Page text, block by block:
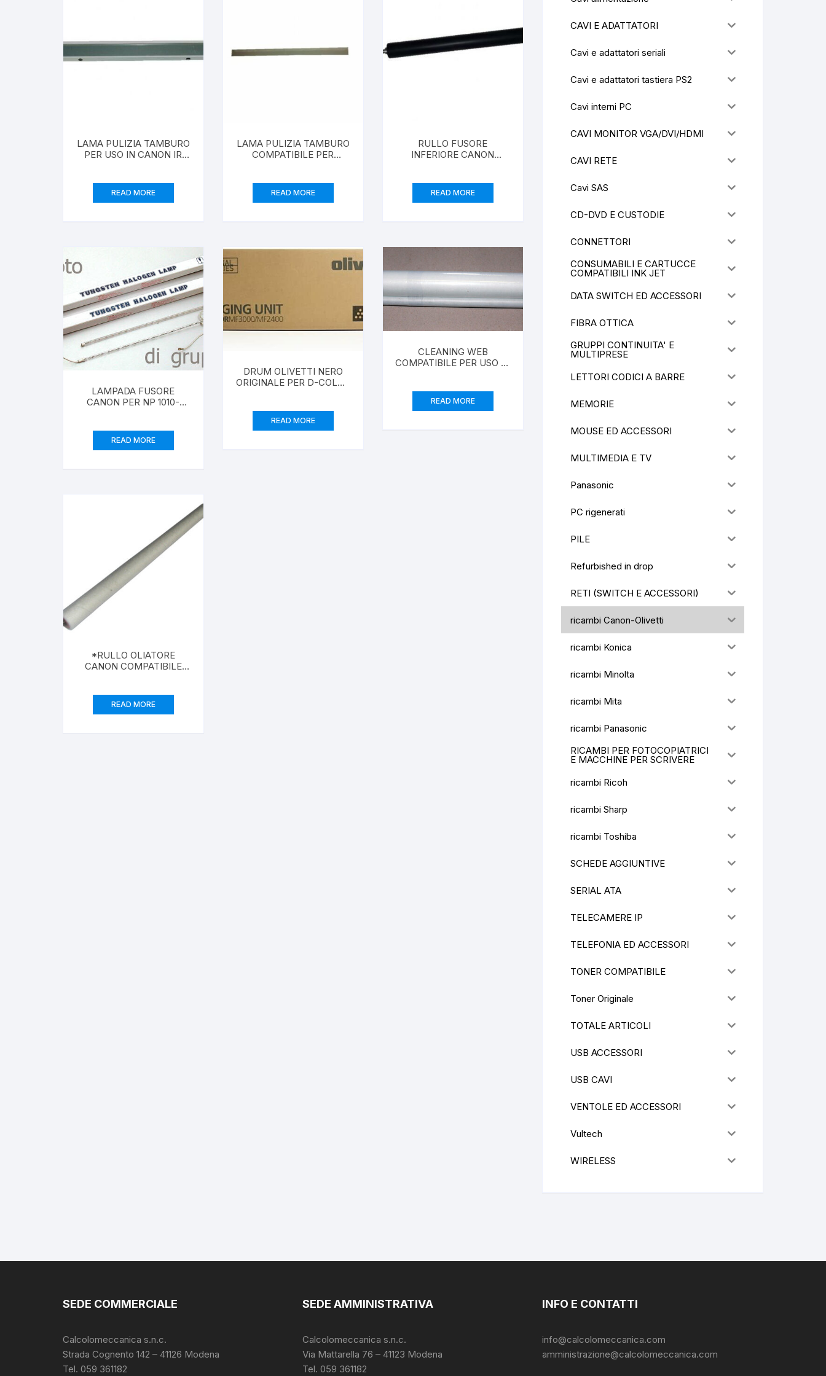
LAMA PULIZIA TAMBURO
PER USO IN CANON IR
READ MORE
LAMA PULIZIA TAMBURO
COMPATIBILE PER
READ MORE
RULLO FUSORE
INFERIORE CANON
READ MORE
LAMPADA FUSORE
CANON PER NP 1010-
850W
READ MORE
DRUM OLIVETTI NERO
ORIGINALE PER D-COLOR
READ MORE
CLEANING WEB
COMPATIBILE PER USO IN
6000
READ MORE
*RULLO OLIATORE
CANON COMPATIBILE
8015 ECC.
READ MORE
CAVI E ADATTATORI
Cavi e adattatori seriali
Cavi e adattatori tastiera PS2
Cavi interni PC
CAVI MONITOR VGA/DVI/HDMI
CAVI RETE
Cavi SAS
CD-DVD E CUSTODIE
CONNETTORI
CONSUMABILI E CARTUCCE
COMPATIBILI INK JET
DATA SWITCH ED ACCESSORI
FIBRA OTTICA
GRUPPI CONTINUITA' E
MULTIPRESE
LETTORI CODICI A BARRE
MEMORIE
MOUSE ED ACCESSORI
MULTIMEDIA E TV
Panasonic
PC rigenerati
PILE
Refurbished in drop
RETI (SWITCH E ACCESSORI)
ricambi Canon-Olivetti
ricambi Konica
ricambi Minolta
ricambi Mita
ricambi Panasonic
RICAMBI PER FOTOCOPIATRICI
E MACCHINE PER SCRIVERE
ricambi Ricoh
ricambi Sharp
ricambi Toshiba
SCHEDE AGGIUNTIVE
SERIAL ATA
TELECAMERE IP
TELEFONIA ED ACCESSORI
TONER COMPATIBILE
Toner Originale
TOTALE ARTICOLI
USB ACCESSORI
USB CAVI
VENTOLE ED ACCESSORI
Vultech
WIRELESS
SEDE COMMERCIALE
Calcolomeccanica s.n.c.
Strada Cognento 142 – 41126 Modena
Tel. 059 361182
SEDE AMMINISTRATIVA
Calcolomeccanica s.n.c.
Via Mattarella 76 – 41123 Modena
Tel. 059 361182
INFO E CONTATTI
info@calcolomeccanica.com
amministrazione@calcolomeccanica.com